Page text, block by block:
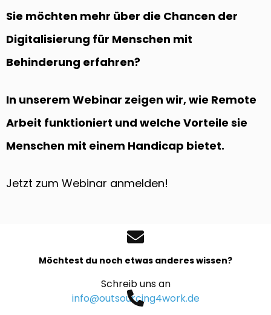
Sie möchten mehr über die Chancen der
Digitalisierung für Menschen mit
Behinderung erfahren?
In unserem Webinar zeigen wir, wie Remote
Arbeit funktioniert und welche Vorteile sie
Menschen mit einem Handicap bietet.
Jetzt zum Webinar anmelden!
Möchtest du noch etwas anderes wissen?
Schreib uns an
info@outsourcing4work.de